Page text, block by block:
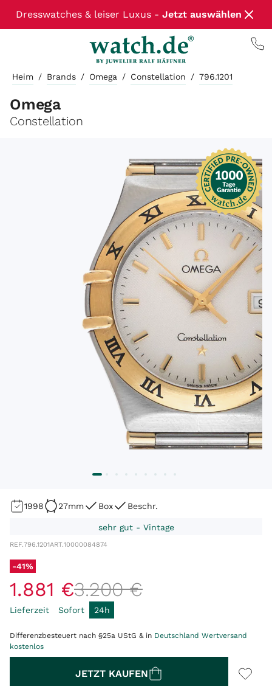
Dresswatches & leiser Luxus - Jetzt auswählen
Heim / Brands / Omega / Constellation / 796.1201
Omega
Constellation
1998 27mm Box Beschr.
sehr gut - Vintage
REF.796.1201ART.10000084874
-41%
1.881 €3.200 €
Lieferzeit Sofort 24h
Differenzbesteuert nach §25a UStG & in Deutschland Wertversand
kostenlos
JETZT KAUFEN